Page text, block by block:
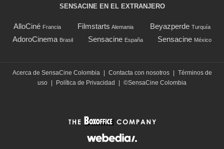
SENSACINE EN EL EXTRANJERO
AlloCiné Francia Filmstarts Alemania Beyazperde Turquía
AdoroCinema Brasil Sensacine España Sensacine México
Acerca de SensaCine Colombia Contacta con nosotros
Términos de
uso
Política de Privacidad ©SensaCine Colombia